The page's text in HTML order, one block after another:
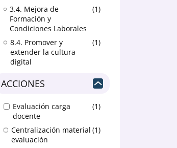
3.4. Mejora de
Formación y
Condiciones Laborales
1
8.4. Promover y
extender la cultura
digital
1
Evaluación carga
docente
1
Centralización material
evaluación
1